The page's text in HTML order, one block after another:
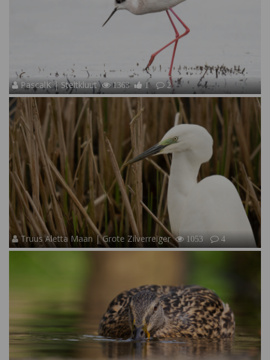
PascalK | Steltkluut 1363 1 2
Truus Aletta Maan | Grote Zilverreiger 1053 4